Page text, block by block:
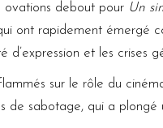
ovations debout pour Un
ont rapidement émergé
d’expression et les crises
sur le rôle du
de sabotage, qui a